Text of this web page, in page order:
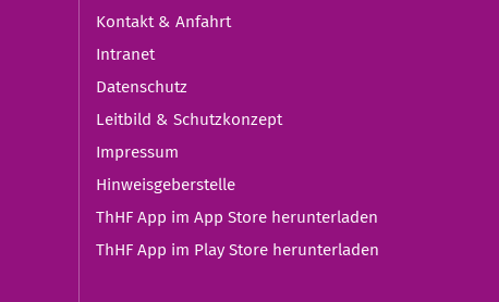
Kontakt & Anfahrt
Intranet
Datenschutz
Leitbild & Schutzkonzept
Impressum
Hinweisgeberstelle
ThHF App im App Store herunterladen
ThHF App im Play Store herunterladen